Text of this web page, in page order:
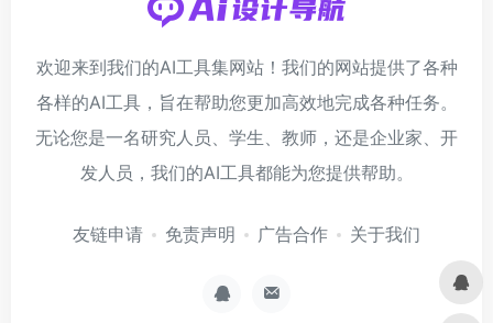
欢迎来到我们的AI工具集网站！我们的网站提供了各种
各样的AI工具，旨在帮助您更加高效地完成各种任务。
无论您是一名研究人员、学生、教师，还是企业家、开
发人员，我们的AI工具都能为您提供帮助。
友链申请 免责声明 广告合作 关于我们